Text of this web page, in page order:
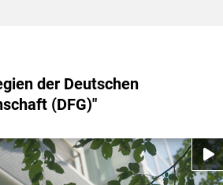
der Deutschen
(DFG)"